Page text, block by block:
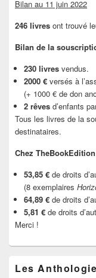
Bilan au 11 juin 2022
246 livres ont trouvé
Bilan de la
230 livres vendus.
2000 € versés à
(+ 1000 € de don
2 rêves d’enfants
Tous les livres de la
destinataires.
Chez TheBookEdition
53,85 € de droits
(8 exemplaires
64,89 € de droits
5,81 € de droits
Merci !
Les